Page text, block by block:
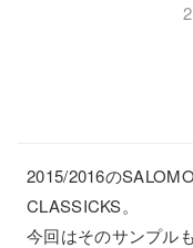
2015/2016の
CLASSICKS。
今回はそのサンプル